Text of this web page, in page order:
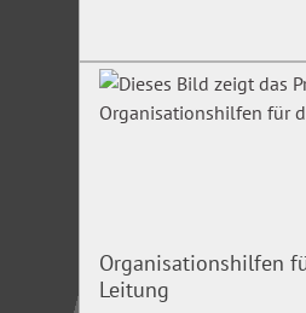
Organisationshilfen
Leitung